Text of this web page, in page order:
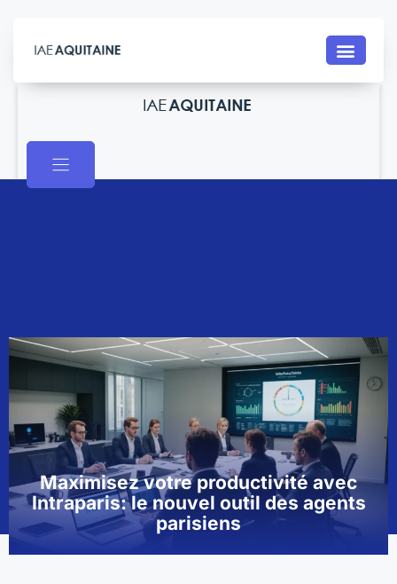
Maximisez votre productivité avec
Intraparis: le nouvel outil des agents
parisiens